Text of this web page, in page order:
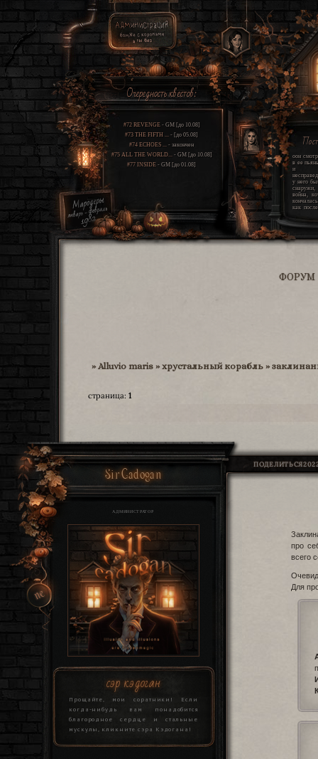
оон
в ее
и
у него
война,
как
свет
шрамы
всю
два
Очередность квестов:
#72 REVENGE - GM [до 10.08]
#73 THE FIFTH ... - [до 05.08]
#74 ECHOES ... - закончен
#75 ALL THE WORLD...- GM [до 10.08]
#77 INSIDE - GM [до 01.08]
ФОРУМ
»Alluvio maris »хрустальный корабль »
страница: 1
ПОДЕЛИТЬСЯ
Sir Cadogan
АДМИНИСТРАТОР
сэр кэдоган
Прощайте, мои соратники! Если
когда-нибудь вам понадобится
благородное сердце и стальные
мускулы, кликните сэра Кэдогана!
про
всего
Для